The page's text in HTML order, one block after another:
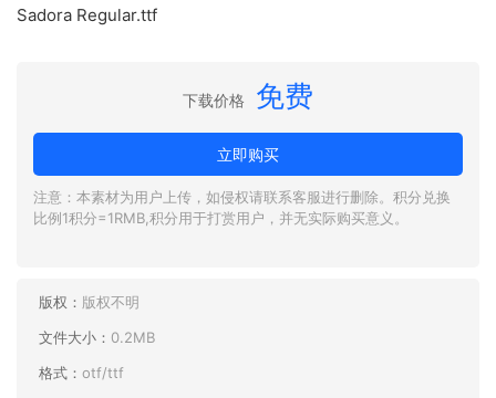
Sadora Regular.ttf
下载价格 免费
立即购买
注意：本素材为用户上传，如侵权请联系客服进行删除。积分兑换
比例1积分=1RMB,积分用于打赏用户，并无实际购买意义。
版权： 版权不明
文件大小： 0.2MB
格式： otf/ttf